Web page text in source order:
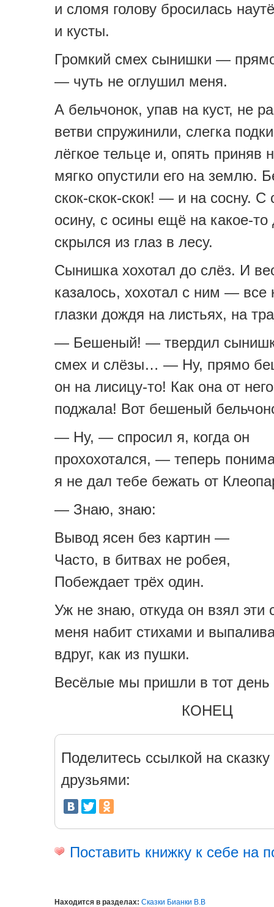
и сломя голову бросилась
и кусты.
Громкий смех сынишки —
— чуть не оглушил меня.
А бельчонок, упав на куст, не
ветви спружинили, слегка
лёгкое тельце и, опять приняв
мягко опустили его на землю.
скок-скок-скок! — и на сосну. С
осину, с осины ещё на какое-
скрылся из глаз в лесу.
Сынишка хохотал до слёз. И
казалось, хохотал с ним — все
глазки дождя на листьях, на
— Бешеный! — твердил
смех и слёзы… — Ну, прямо
он на лисицу-то! Как она от
поджала! Вот бешеный
— Ну, — спросил я, когда он
прохохотался, — теперь
я не дал тебе бежать от
— Знаю, знаю:
Вывод ясен без картин —
Часто, в битвах не робея,
Побеждает трёх один.
Уж не знаю, откуда он взял эти
меня набит стихами и
вдруг, как из пушки.
Весёлые мы пришли в тот день
КОНЕЦ
Поделитесь ссылкой на сказку
друзьями:
Поставить книжку к себе на
Находится в разделах: Сказки Бианки В.В